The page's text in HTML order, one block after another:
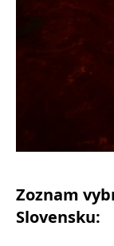
Zoznam
Slovensku: